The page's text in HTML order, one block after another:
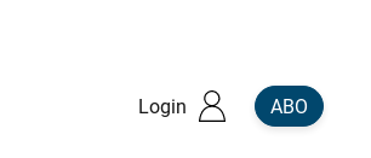
Login ABO